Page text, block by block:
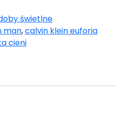
świetlne
man,calvin klein euforia
cieni